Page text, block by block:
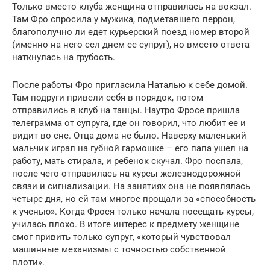
Только вместо клуба женщина отправилась на вокзал.
Там Фро спросила у мужика, подметавшего перрон,
благополучно ли едет курьерский поезд номер второй
(именно на него сел днем ее супруг), но вместо ответа
наткнулась на грубость.
После работы Фро пригласила Наталью к себе домой.
Там подруги привели себя в порядок, потом
отправились в клуб на танцы. Наутро Фросе пришла
телеграмма от супруга, где он говорил, что любит ее и
видит во сне. Отца дома не было. Наверху маленький
мальчик играл на губной гармошке – его папа ушел на
работу, мать стирала, и ребенок скучал. Фро поспала,
после чего отправилась на курсы железнодорожной
связи и сигнализации. На занятиях она не появлялась
четыре дня, но ей там многое прощали за «способность
к ученью». Когда Фрося только начала посещать курсы,
училась плохо. В итоге интерес к предмету женщине
смог привить только супруг, «который чувствовал
машинные механизмы с точностью собственной
плоти».